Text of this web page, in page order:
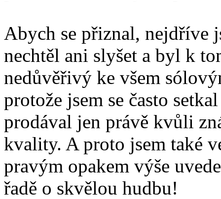
Abych se přiznal, nejdříve
nechtěl ani slyšet a byl k
nedůvěřivý ke všem
protože jsem se často
prodával jen právě kvůli
kvality. A proto jsem také
pravým opakem výše
řadě o skvělou hudbu!